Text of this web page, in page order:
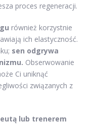
proces regeneracji.
również korzystnie
ich elastyczność.
sen odgrywa
Obserwowanie
Ci uniknąć
związanych z
lub trenerem